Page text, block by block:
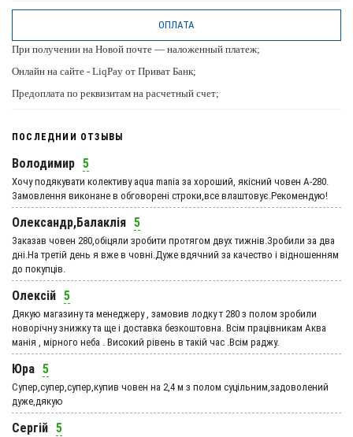
ОПЛАТА
При получении на Новой почте — наложенный платеж;
Онлайн на сайте - LiqPay от Приват Банк;
Предоплата по реквизитам на расчетный счет;
ПОСЛЕДНИИ ОТЗЫВЫ
Володимир 5
Хочу подякувати колективу aqua mania за хороший, якісний човен А-280.
Замовлення виконане в обговорені строки,все влаштовує.Рекомендую!
Олександр,Балаклія 5
Заказав човен 280,обіцяли зробити протягом двух тижнів.Зробили за два
дні.На третій день я вже в човні.Дуже вдячний за качество і відношенням
до покупців.
Олексій 5
Дякую магазину та менеджеру , замовив лодку т 280 з полом зробили
новорічну знижку та ще і доставка безкоштовна. Всім працівникам Аква
манія , мірного неба . Високий рівень в такій час .Всім раджу.
Юра 5
Супер,супер,супер,купив човен на 2,4 м з полом суцільним,задоволений
дуже,дякую
Сергій 5